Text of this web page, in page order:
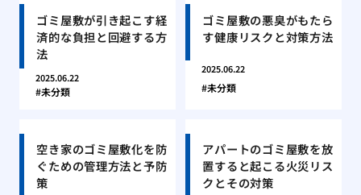
ゴミ屋敷が引き起こす経
済的な負担と回避する方
法
2025.06.22
未分類
ゴミ屋敷の悪臭がもたら
す健康リスクと対策方法
2025.06.22
未分類
空き家のゴミ屋敷化を防
ぐための管理方法と予防
策
アパートのゴミ屋敷を放
置すると起こる火災リス
クとその対策